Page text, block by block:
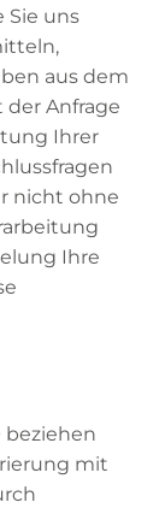
Sie uns
aus dem
Anfrage
Ihrer
nicht ohne
Ihre
beziehen
mit